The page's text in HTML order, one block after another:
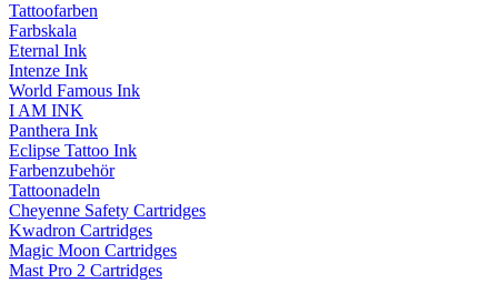
Tattoofarben
Farbskala
Eternal Ink
Intenze Ink
World Famous Ink
I AM INK
Panthera Ink
Eclipse Tattoo Ink
Farbenzubehör
Tattoonadeln
Cheyenne Safety Cartridges
Kwadron Cartridges
Magic Moon Cartridges
Mast Pro 2 Cartridges